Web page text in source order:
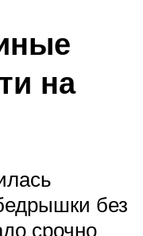
на
без
срочно